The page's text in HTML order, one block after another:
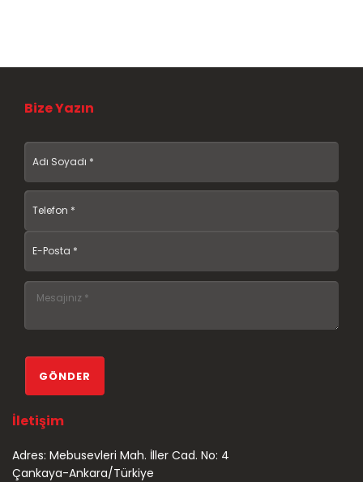
Bize Yazın
İletişim
Adres: Mebusevleri Mah. İller Cad. No: 4
Çankaya-Ankara/Türkiye